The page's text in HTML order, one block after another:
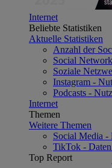
Internet
Beliebte Statistiken
Aktuelle Statistiken
Anzahl der
Social
Soziale
Instagram -
Podcasts -
Internet
Themen
Weitere Themen
Social Media -
TikTok -
Top Report